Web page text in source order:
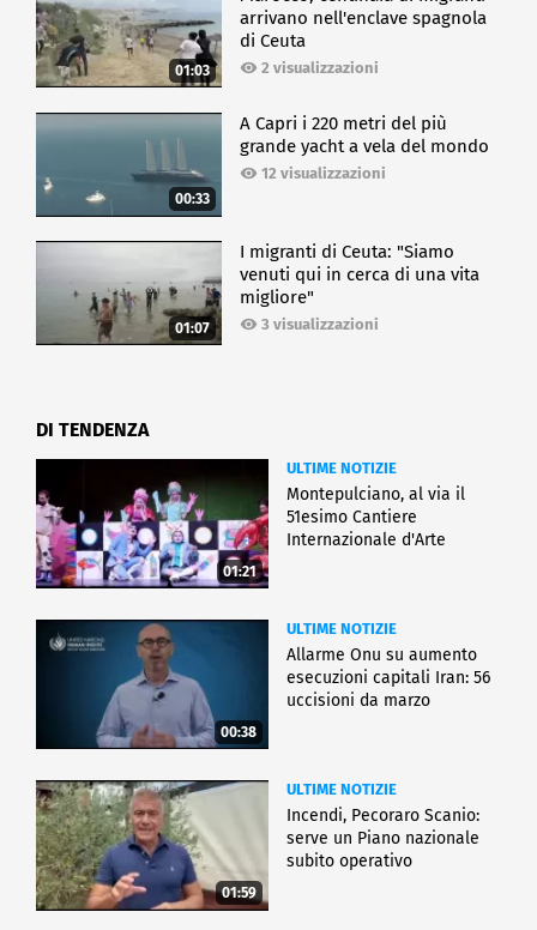
01:03
arrivano nell'enclave spagnola
di Ceuta
2 visualizzazioni
00:33
A Capri i 220 metri del più
grande yacht a vela del mondo
12 visualizzazioni
01:07
I migranti di Ceuta: "Siamo
venuti qui in cerca di una vita
migliore"
3 visualizzazioni
DI TENDENZA
01:21
ULTIME NOTIZIE
Montepulciano, al via il
51esimo Cantiere
Internazionale d'Arte
00:38
ULTIME NOTIZIE
Allarme Onu su aumento
esecuzioni capitali Iran: 56
uccisioni da marzo
01:59
ULTIME NOTIZIE
Incendi, Pecoraro Scanio:
serve un Piano nazionale
subito operativo